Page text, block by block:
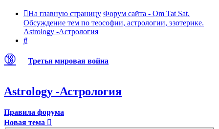
На главную страницу Форум сайта - Om Tat Sat.
Обсуждение тем по теософии, астрологии, эзотерике.
Astrology -Астрология
Поиск
🔞 Третья мировая война
Astrology -Астрология
Правила форума
Новая тема